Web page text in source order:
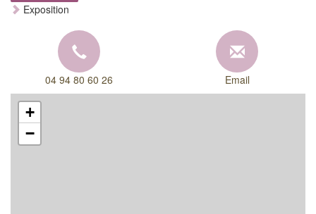
Exposition
04 94 80 60 26 Email
+
−